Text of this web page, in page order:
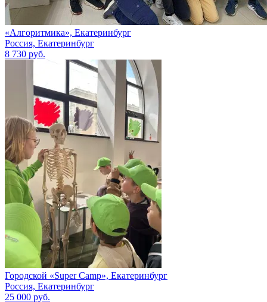
«Алгоритмика», Екатеринбург
Россия, Екатеринбург
8 730 руб.
Городской «Super Camp», Екатеринбург
Россия, Екатеринбург
25 000 руб.